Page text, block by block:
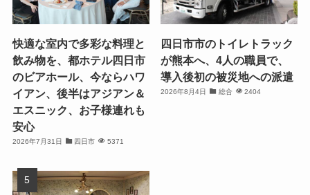
快適な室内で多彩な料理と
飲み物を、都ホテル四日市
のビアホール、今ならハワ
イアン、後半はアジアン＆
エスニック、お子様連れも
安心
2026年7月31日 四日市 5371
四日市市のトイレトラック
が熊本へ、4人の職員で、
導入後初の被災地への派遣
2026年8月4日 総合 2404